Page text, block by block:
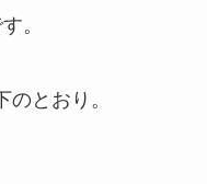
。
とおり。